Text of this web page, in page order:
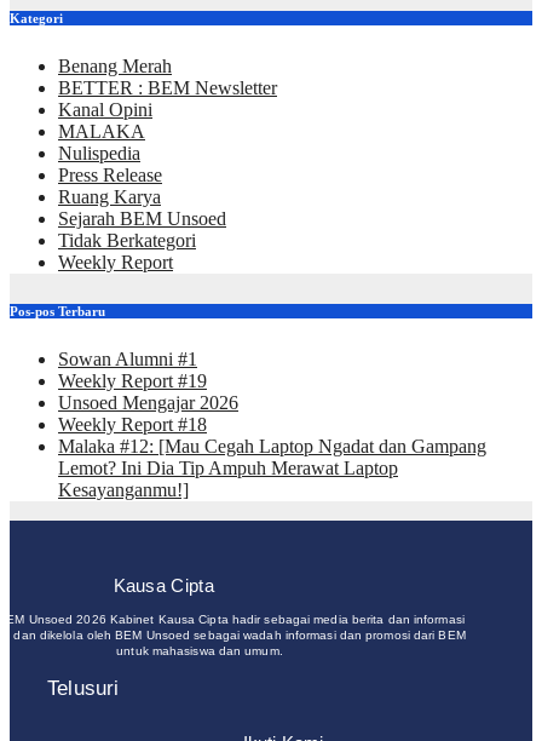
Kategori
Benang Merah
BETTER : BEM Newsletter
Kanal Opini
MALAKA
Nulispedia
Press Release
Ruang Karya
Sejarah BEM Unsoed
Tidak Berkategori
Weekly Report
Pos-pos Terbaru
Sowan Alumni #1
Weekly Report #19
Unsoed Mengajar 2026
Weekly Report #18
Malaka #12: [Mau Cegah Laptop Ngadat dan Gampang
Lemot? Ini Dia Tip Ampuh Merawat Laptop
Kesayanganmu!]
Kausa Cipta
Unsoed 2026 Kabinet Kausa Cipta hadir sebagai media berita dan informasi
dan dikelola oleh BEM Unsoed sebagai wadah informasi dan promosi dari BEM
untuk mahasiswa dan umum.
Telusuri